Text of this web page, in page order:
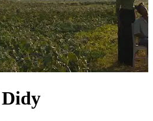
Didy